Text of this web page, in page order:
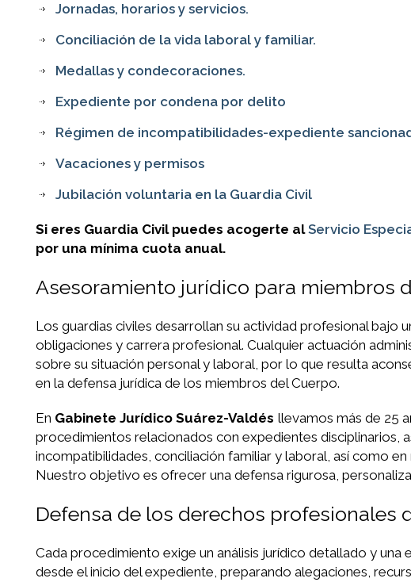
Jornadas, horarios y servicios.
Conciliación de la vida laboral y familiar.
Medallas y condecoraciones.
Expediente por condena por delito
Régimen de incompatibilidades-expediente
Vacaciones y permisos
Jubilación voluntaria en la Guardia Civil
Si eres Guardia Civil puedes acogerte alServicio
por una mínima cuota anual.
Asesoramiento jurídico para miembros
Los guardias civiles desarrollan su actividad profesional bajo
obligaciones y carrera profesional. Cualquier actuación
sobre su situación personal y laboral, por lo que resulta
en la defensa jurídica de los miembros del Cuerpo.
En Gabinete Jurídico Suárez-Valdés llevamos más de 25
procedimientos relacionados con expedientes disciplinarios,
incompatibilidades, conciliación familiar y laboral, así como
Nuestro objetivo es ofrecer una defensa rigurosa,
Defensa de los derechos profesionales
Cada procedimiento exige un análisis jurídico detallado y
desde el inicio del expediente, preparando alegaciones,